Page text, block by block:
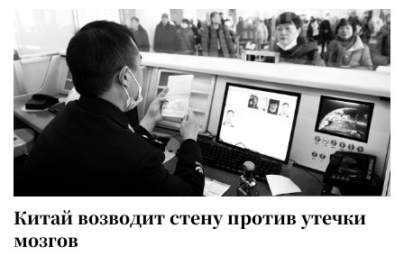
Китай возводит стену против утечки
мозгов